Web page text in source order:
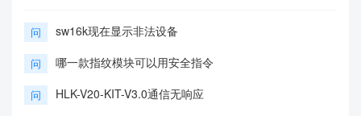
问 sw16k现在显示非法设备
问 哪一款指纹模块可以用安全指令
问 HLK-V20-KIT-V3.0通信无响应